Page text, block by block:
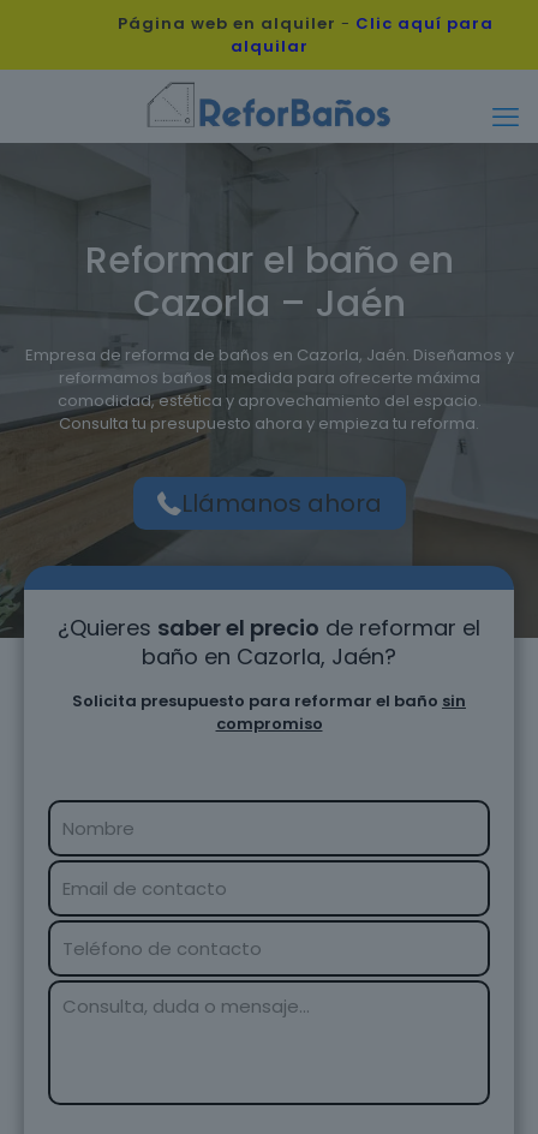
Página web en alquiler - Clic aquí para
alquilar
Reformar el baño en
Cazorla – Jaén
Empresa de reforma de baños en Cazorla, Jaén. Diseñamos y
reformamos baños a medida para ofrecerte máxima
comodidad, estética y aprovechamiento del espacio.
Consulta tu presupuesto ahora y empieza tu reforma.
Llámanos ahora
¿Quieres saber el precio de reformar el
baño en Cazorla, Jaén?
Solicita presupuesto para reformar el baño sin
compromiso